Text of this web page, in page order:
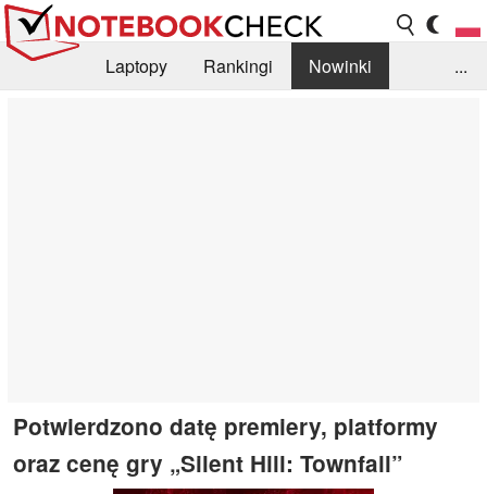
Laptopy Rankingi
Nowinki
...
Potwierdzono datę premiery, platformy
oraz cenę gry „Silent Hill: Townfall”